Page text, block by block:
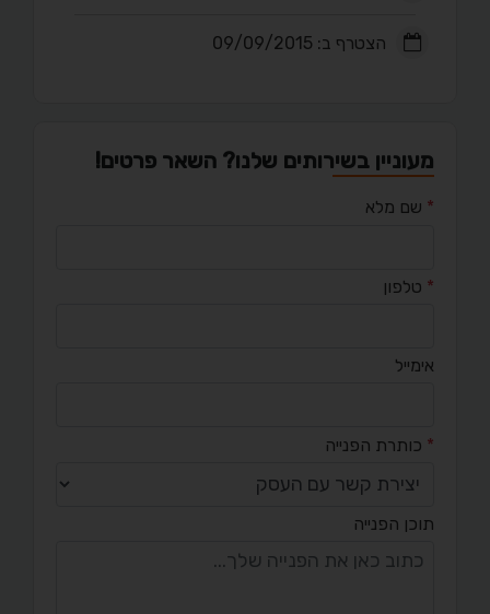
הצטרף ב: 09/09/2015
מעוניין בשירותים שלנו? השאר פרטים!
* שם מלא
* טלפון
אימייל
* כותרת הפנייה
תוכן הפנייה